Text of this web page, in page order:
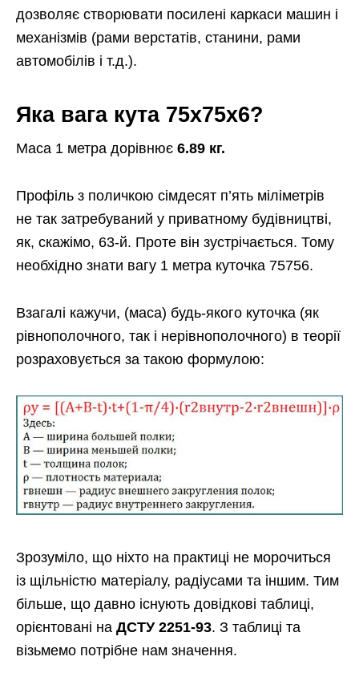
дозволяє створювати посилені каркаси машин і
механізмів (рами верстатів, станини, рами
автомобілів і т.д.).
Яка вага кута 75х75х6?
Маса 1 метра дорівнює 6.89 кг.
Профіль з поличкою сімдесят п’ять міліметрів
не так затребуваний у приватному будівництві,
як, скажімо, 63-й. Проте він зустрічається. Тому
необхідно знати вагу 1 метра куточка 75756.
Взагалі кажучи, (маса) будь-якого куточка (як
рівнополочного, так і нерівнополочного) в теорії
розраховується за такою формулою:
Зрозуміло, що ніхто на практиці не морочиться
із щільністю матеріалу, радіусами та іншим. Тим
більше, що давно існують довідкові таблиці,
орієнтовані на ДСТУ 2251-93. З таблиці та
візьмемо потрібне нам значення.